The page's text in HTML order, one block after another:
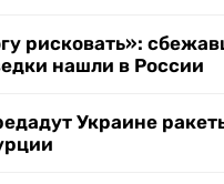
рисковать»:
нашли в России
Украине